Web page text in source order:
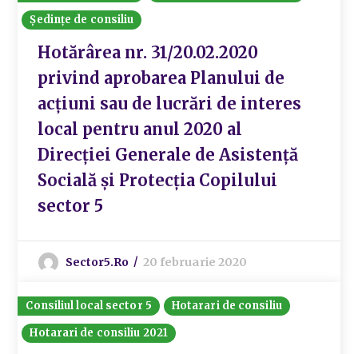
Ședințe de consiliu
Hotărârea nr. 31/20.02.2020
privind aprobarea Planului de
acțiuni sau de lucrări de interes
local pentru anul 2020 al
Direcției Generale de Asistență
Socială și Protecția Copilului
sector 5
Sector5.ro 20 februarie 2020
Consiliul local sector 5
Hotarari de consiliu
Hotarari de consiliu 2021